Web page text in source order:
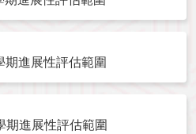
期進展性評估範圍
期進展性評估範圍